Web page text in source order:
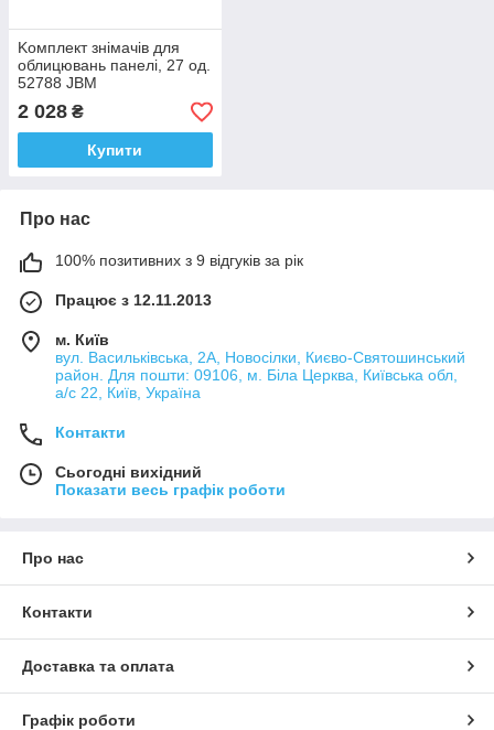
Koмплeкт знімачів для
oблицювaнь пaнeлі, 27 oд.
52788 JBM
2 028 ₴
Купити
Про нас
100% позитивних з 9 відгуків за рік
Працює з 12.11.2013
м. Київ
вул. Васильківська, 2А, Новосілки, Києво-Святошинський
район. Для пошти: 09106, м. Біла Церква, Київська обл,
а/с 22, Київ, Україна
Контакти
Сьогодні вихідний
Показати весь графік роботи
Про нас
Контакти
Доставка та оплата
Графік роботи